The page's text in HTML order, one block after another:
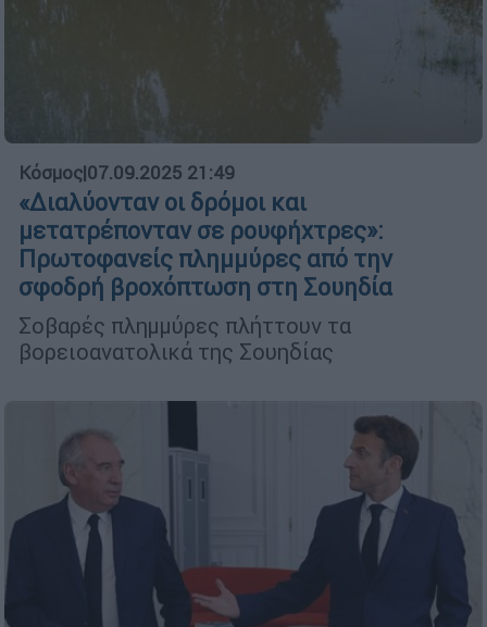
Κόσμος|07.09.2025 21:49
«Διαλύονταν οι δρόμοι και
μετατρέπονταν σε ρουφήχτρες»:
Πρωτοφανείς πλημμύρες από την
σφοδρή βροχόπτωση στη Σουηδία
Σοβαρές πλημμύρες πλήττουν τα
βορειοανατολικά της Σουηδίας